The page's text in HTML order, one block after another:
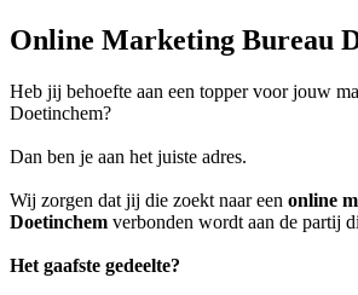
Online Marketing Bureau
Heb jij behoefte aan een topper voor jouw
Doetinchem?
Dan ben je aan het juiste adres.
Wij zorgen dat jij die zoekt naar een online
Doetinchem verbonden wordt aan de partij
Het gaafste gedeelte?